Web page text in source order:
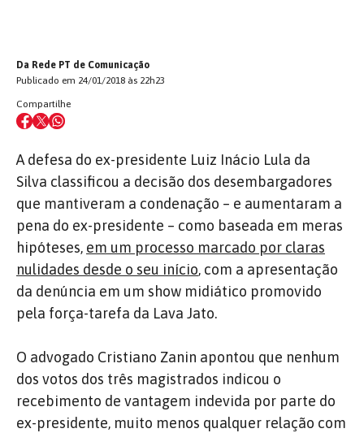
Da Rede PT de Comunicação
Publicado em 24/01/2018 às 22h23
Compartilhe
A defesa do ex-presidente Luiz Inácio Lula da
Silva classificou a decisão dos desembargadores
que mantiveram a condenação – e aumentaram a
pena do ex-presidente – como baseada em meras
hipóteses, em um processo marcado por claras
nulidades desde o seu início, com a apresentação
da denúncia em um show midiático promovido
pela força-tarefa da Lava Jato.
O advogado Cristiano Zanin apontou que nenhum
dos votos dos três magistrados indicou o
recebimento de vantagem indevida por parte do
ex-presidente, muito menos qualquer relação com